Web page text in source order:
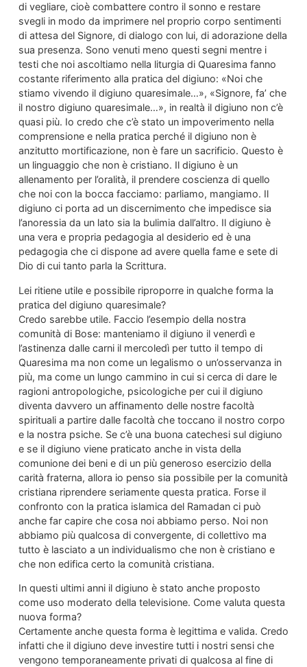
di vegliare, cioè combattere contro il sonno e restare
svegli in modo da imprimere nel proprio corpo sentimenti
di attesa del Signore, di dialogo con lui, di adorazione della
sua presenza. Sono venuti meno questi segni mentre i
testi che noi ascoltiamo nella liturgia di Quaresima fanno
costante riferimento alla pratica del digiuno: «Noi che
stiamo vivendo il digiuno quaresimale…», «Signore, fa’ che
il nostro digiuno quaresimale…», in realtà il digiuno non c’è
quasi più. Io credo che c’è stato un impoverimento nella
comprensione e nella pratica perché il digiuno non è
anzitutto mortificazione, non è fare un sacrificio. Questo è
un linguaggio che non è cristiano. Il digiuno è un
allenamento per l’oralità, il prendere coscienza di quello
che noi con la bocca facciamo: parliamo, mangiamo. Il
digiuno ci porta ad un discernimento che impedisce sia
l’anoressia da un lato sia la bulimia dall’altro. Il digiuno è
una vera e propria pedagogia al desiderio ed è una
pedagogia che ci dispone ad avere quella fame e sete di
Dio di cui tanto parla la Scrittura.
Lei ritiene utile e possibile riproporre in qualche forma la
pratica del digiuno quaresimale?
Credo sarebbe utile. Faccio l’esempio della nostra
comunità di Bose: manteniamo il digiuno il venerdì e
l’astinenza dalle carni il mercoledì per tutto il tempo di
Quaresima ma non come un legalismo o un’osservanza in
più, ma come un lungo cammino in cui si cerca di dare le
ragioni antropologiche, psicologiche per cui il digiuno
diventa davvero un affinamento delle nostre facoltà
spirituali a partire dalle facoltà che toccano il nostro corpo
e la nostra psiche. Se c’è una buona catechesi sul digiuno
e se il digiuno viene praticato anche in vista della
comunione dei beni e di un più generoso esercizio della
carità fraterna, allora io penso sia possibile per la comunità
cristiana riprendere seriamente questa pratica. Forse il
confronto con la pratica islamica del Ramadan ci può
anche far capire che cosa noi abbiamo perso. Noi non
abbiamo più qualcosa di convergente, di collettivo ma
tutto è lasciato a un individualismo che non è cristiano e
che non edifica certo la comunità cristiana.
In questi ultimi anni il digiuno è stato anche proposto
come uso moderato della televisione. Come valuta questa
nuova forma?
Certamente anche questa forma è legittima e valida. Credo
infatti che il digiuno deve investire tutti i nostri sensi che
vengono temporaneamente privati di qualcosa al fine di